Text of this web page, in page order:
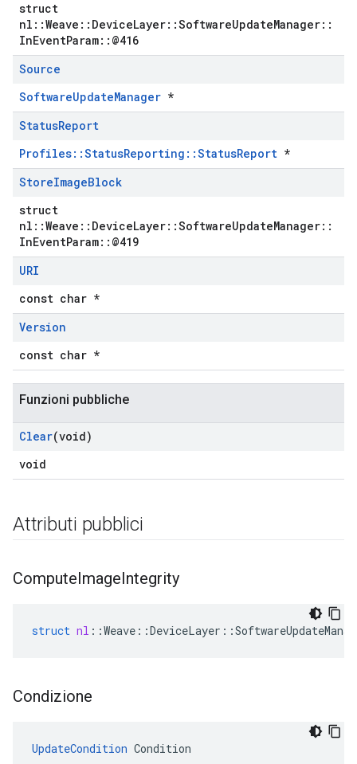
struct
nl::Weave::DeviceLayer::SoftwareUpdateManager::
InEventParam::@416
Source
SoftwareUpdateManager *
StatusReport
Profiles::StatusReporting::StatusReport *
StoreImageBlock
struct
nl::Weave::DeviceLayer::SoftwareUpdateManager::
InEventParam::@419
URI
const char *
Version
const char *
Funzioni pubbliche
Clear(void)
void
Attributi pubblici
ComputeImageIntegrity
struct nl ::Weave ::DeviceLayer ::
Condizione
UpdateCondition Condition